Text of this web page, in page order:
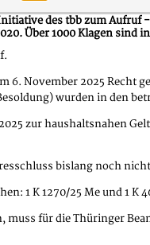
der Auffassung, dass
des tbb zum
Über 1000 Klagen sind
November 2025 Recht
wurden in den
zur haushaltsnahen
bislang noch
1 K 1270/25 Me und 1
für die Thüringer